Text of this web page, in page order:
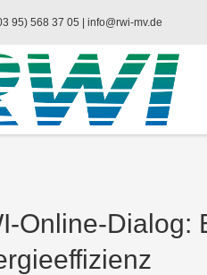
95) 568 37 05 | info@rwi-mv.de
Online-Dialog: